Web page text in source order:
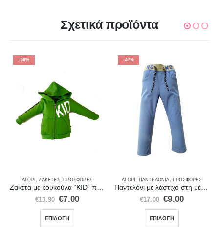
Σχετικά προϊόντα
-50%
ΑΓΌΡΙ ,ΖΑΚΈΤΕΣ ΠΡΟΣΦΟΡΈΣ
€13.90 €7.00
ΕΠΙΛΟΓΉ
-47%
ΑΓΌΡΙ ΠΑΝΤΕΛΌΝΙΑ ΠΡΟΣΦΟΡΈΣ
€17.00 €9.00
ΕΠΙΛΟΓΉ